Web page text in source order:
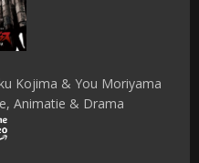
Kojima & You Moriyama
Animatie & Drama